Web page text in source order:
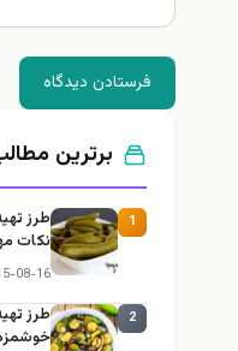
فرستادن دیدگاه
برترین
1
نكات
08-16
2